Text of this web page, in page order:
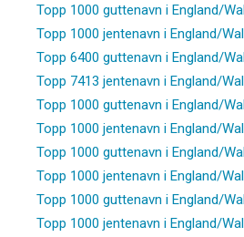
Topp 1000 guttenavn i England/
Topp 1000 jentenavn i England/
Topp 6400 guttenavn i England/
Topp 7413 jentenavn i England/
Topp 1000 guttenavn i England/
Topp 1000 jentenavn i England/
Topp 1000 guttenavn i England/
Topp 1000 jentenavn i England/
Topp 1000 guttenavn i England/
Topp 1000 jentenavn i England/